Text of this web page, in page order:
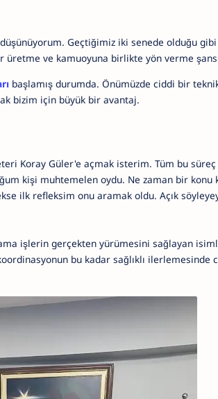
Geçtiğimiz iki senede olduğu
ve kamuoyuna birlikte yön verme
başlamış durumda. Önümüzde ciddi bir
bizim için büyük bir avantaj.
Koray Güler'e açmak isterim. Tüm bu
kişi muhtemelen oydu. Ne zaman bir konu
ilk refleksim onu aramak oldu. Açık
işlerin gerçekten yürümesini sağlayan
bu kadar sağlıklı ilerlemesinde